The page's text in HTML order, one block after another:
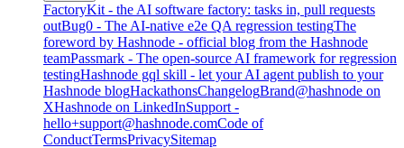
FactoryKit - the AI software factory: tasks in, pull requests
outBug0 - The AI-native e2e QA regression testingThe
foreword by Hashnode - official blog from the Hashnode
teamPassmark - The open-source AI framework for regression
testingHashnode gql skill - let your AI agent publish to your
Hashnode blogHackathonsChangelogBrand@hashnode on
XHashnode on LinkedInSupport -
hello+support@hashnode.comCode of
ConductTermsPrivacySitemap